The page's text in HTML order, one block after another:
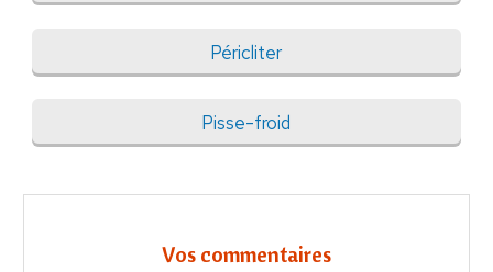
Péricliter
Pisse-froid
Vos commentaires